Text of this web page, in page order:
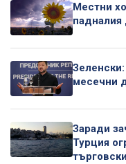
Местни
падналия
месечни
Заради
Турция